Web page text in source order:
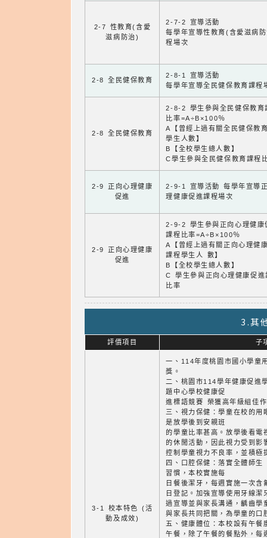
2-7 性教育(含愛
滋病防治)
2-7-2 宣導活動
每學年宣導性教育(含愛滋病
程場次
2-8 全民健保教育
2-8-1 宣導活動
每學年宣導全民健保教育課程
2-8 全民健保教育
2-8-2 學生參與全民健保教育
比率=A÷B×100％
A【曾經上過有關全民健保教
學生人數】
B【全校學生總人數】
C學生參與全民健保教育課程
2-9 正向心理健康
促進
2-9-1 宣導活動 每學年宣導
理健康促進課程場次
2-9 正向心理健康
促進
2-9-2 學生參與正向心理健康
課程比率=A÷B×100％
A【曾經上過有關正向心理健
課程學生人 數】
B【全校學生總人數】
C 學生參與正向心理健康促進
比率
3.其
評價項目 子
3-1 校本特色 (活
動及成效)
一、114年度桃園市國小學童
獎。
二、桃園市114學年健康促進
題中心學校健康促
進標語競賽 榮獲高年級組佳
三、視力保健：學童在校的用
是放學後到安親班
的學童比率甚高。放學後看
的休閒活動，因此視力受到影
控制學童視力不良率，並積極
四、口腔保健：落實全體師生
習慣，本校實施每
日餐後潔牙，每週實施一次
日登記。加強宣導使用牙線
過宣導並與家長溝通，齲齒學
與家長共同把關，為學童的口
五、健康體位：本校設有午餐
午餐，除了午餐的餐點外，每